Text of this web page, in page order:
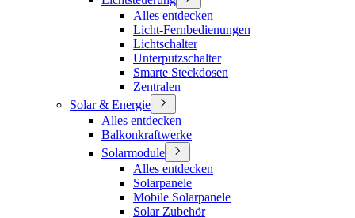
Alles entdecken
Licht-Fernbedienungen
Lichtschalter
Unterputzschalter
Smarte Steckdosen
Zentralen
Solar & Energie
Alles entdecken
Balkonkraftwerke
Solarmodule
Alles entdecken
Solarpanele
Mobile Solarpanele
Solar Zubehör